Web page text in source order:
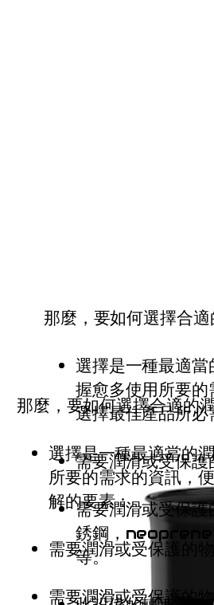
那麼，要如何選擇合適的
選擇是一種最適當的
所要的需求的資訊，
解的要素：
需要潤滑或受保護的
需要潤滑或受保護的
那麼，要如何選擇合
選擇是一種最適
握愈多使用所要
選擇最佳產品所
需要潤滑或受保
需要潤滑或受保
銹鋼，neoprene
等。